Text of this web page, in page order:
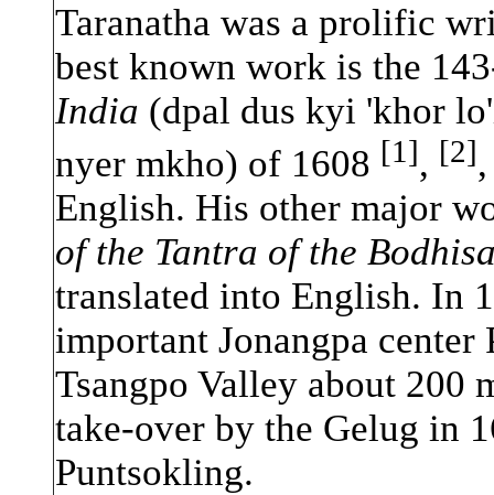
Taranatha was a prolific
best known work is the
India (dpal dus kyi 'khor
nyer mkho) of 1608 [1], [2]
English. His other major
of the Tantra of the
translated into English. In
important Jonangpa
Tsangpo Valley about 200
take-over by the Gelug in
Puntsokling.